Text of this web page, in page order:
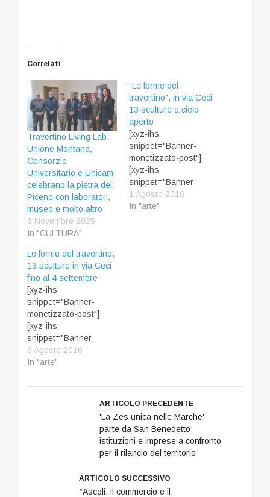
Correlati
Travertino Living Lab:
Unione Montana,
Consorzio
Universitario e Unicam
celebrano la pietra del
Piceno con laboratori,
museo e molto altro
3 Novembre 2025
In "CULTURA"
"Le forme del
travertino", in via Ceci
13 sculture a cielo
aperto
[xyz-ihs
snippet="Banner-
monetizzato-post"]
[xyz-ihs
snippet="Banner-
monetizzato-mobile-
alto"] In occasione
visitatori dal 5 agosto…
1 Agosto 2016
In "arte"
Le forme del travertino,
13 sculture in via Ceci
fino al 4 settembre
[xyz-ihs
snippet="Banner-
monetizzato-post"]
[xyz-ihs
snippet="Banner-
monetizzato-mobile-
alto"] E' stata
forme del travertino",
prossimo 4 settembre.
rinnova così il patto
secolare stretto con i
6 Agosto 2016
In "arte"
ARTICOLO PRECEDENTE
'La Zes unica nelle Marche'
parte da San Benedetto:
istituzioni e imprese a confronto
per il rilancio del territorio
ARTICOLO SUCCESSIVO
“Ascoli, il commercio e il